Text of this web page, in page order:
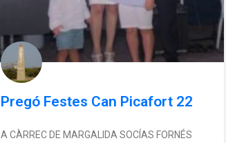
Pregó Festes Can Picafort 22
A CÀRREC DE MARGALIDA SOCÍAS FORNÉS